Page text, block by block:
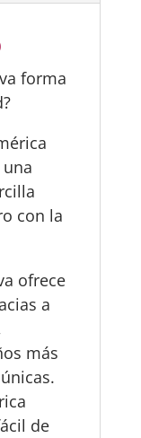
forma
con la
ofrece
a
más
de